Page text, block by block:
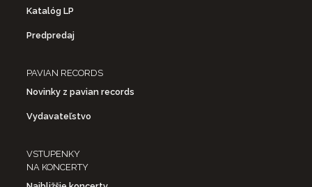
Katalóg LP
Predpredaj
PAVIAN RECORDS
Novinky z pavian records
Vydavateľstvo
VSTUPENKY
NA KONCERTY